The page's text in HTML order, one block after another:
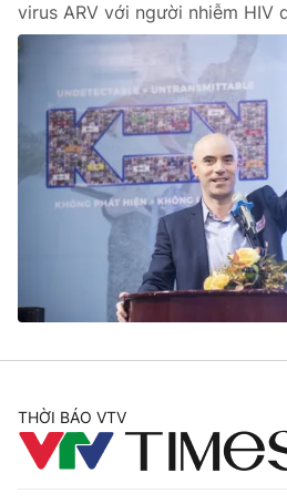
virus ARV với người nhiễm HIV
THỜI BÁO VTV